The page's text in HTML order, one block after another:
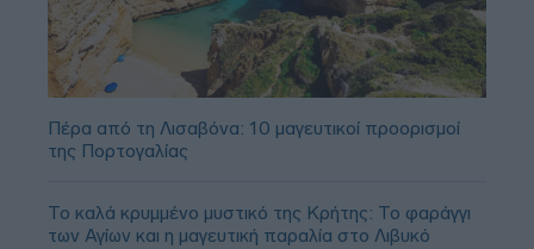
Πέρα από τη Λισαβόνα: 10 μαγευτικοί προορισμοί
της Πορτογαλίας
Το καλά κρυμμένο μυστικό της Κρήτης: Το φαράγγι
των Αγίων και η μαγευτική παραλία στο Λιβυκό